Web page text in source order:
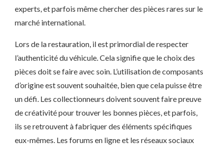
experts, et parfois même chercher des pièces rares sur le
marché international.
Lors de la restauration, il est primordial de respecter
l’authenticité du véhicule. Cela signifie que le choix des
pièces doit se faire avec soin. L’utilisation de composants
d’origine est souvent souhaitée, bien que cela puisse être
un défi. Les collectionneurs doivent souvent faire preuve
de créativité pour trouver les bonnes pièces, et parfois,
ils se retrouvent à fabriquer des éléments spécifiques
eux-mêmes. Les forums en ligne et les réseaux sociaux